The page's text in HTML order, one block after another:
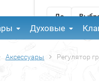
Да
Духовые
Аксессуары Регулятор